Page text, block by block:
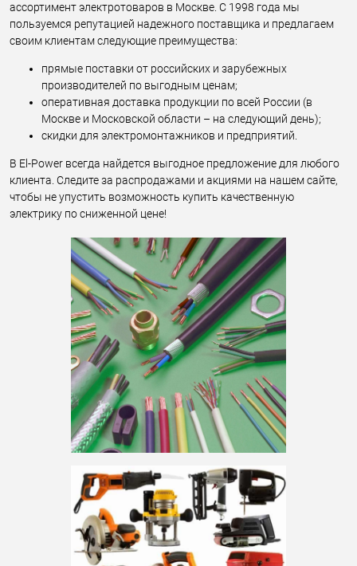
ассортимент электротоваров в Москве. С 1998 года мы
пользуемся репутацией надежного поставщика и предлагаем
своим клиентам следующие преимущества:
прямые поставки от российских и зарубежных
производителей по выгодным ценам;
оперативная доставка продукции по всей России (в
Москве и Московской области – на следующий день);
скидки для электромонтажников и предприятий.
В El-Power всегда найдется выгодное предложение для любого
клиента. Следите за распродажами и акциями на нашем сайте,
чтобы не упустить возможность купить качественную
электрику по сниженной цене!